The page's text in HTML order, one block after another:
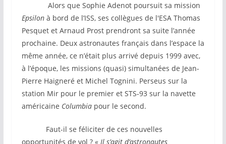
Alors que Sophie Adenot poursuit sa mission
Epsilonà bord de l’ISS, ses collègues de l'ESA Thomas
Pesquet et Arnaud Prost prendront sa suite l’année
prochaine. Deux astronautes français dans l’espace la
même année, ce n’était plus arrivé depuis 1999 avec,
à l’époque, les missions (quasi) simultanées de Jean-
Pierre Haigneré et Michel Tognini. Perseus sur la
station Mir pour le premier et STS-93 sur la navette
américaine Columbia pour le second.
Faut-il se féliciter de ces nouvelles
opportunités de vol ? « Il s’agit d’astronautes